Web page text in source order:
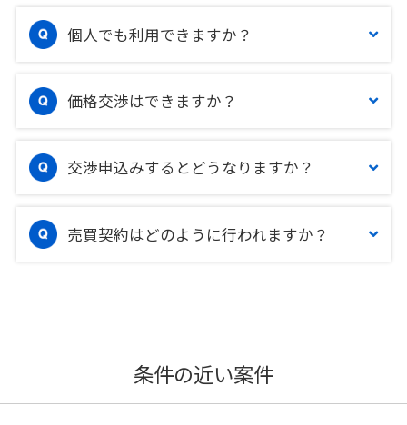
個人でも利用できますか？
価格交渉はできますか？
交渉申込みするとどうなりますか？
売買契約はどのように行われますか？
条件の近い案件